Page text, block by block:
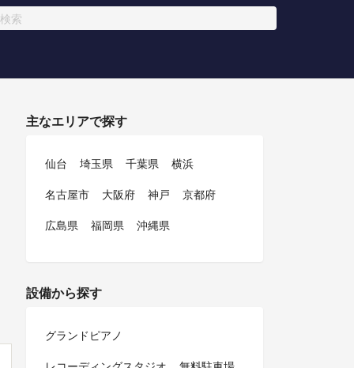
主なエリアで探す
仙台 埼玉県 千葉県
横浜
名古屋市
大阪府 神戸
京都府
広島県
福岡県 沖縄県
設備から探す
グランドピアノ